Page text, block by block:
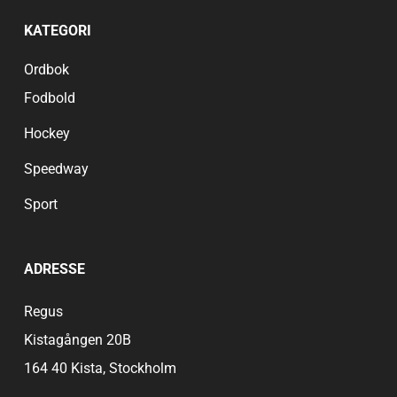
KATEGORI
Ordbok
Fodbold
Hockey
Speedway
Sport
ADRESSE
Regus
Kistagången 20B
164 40 Kista, Stockholm